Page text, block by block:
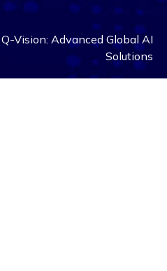
Q-Vision: Advanced Global AI
Solutions